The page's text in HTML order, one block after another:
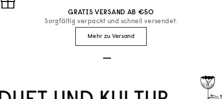
GRATIS VERSAND AB €50
Sorgfältig verpackt und schnell versendet.
Mehr zu Versand